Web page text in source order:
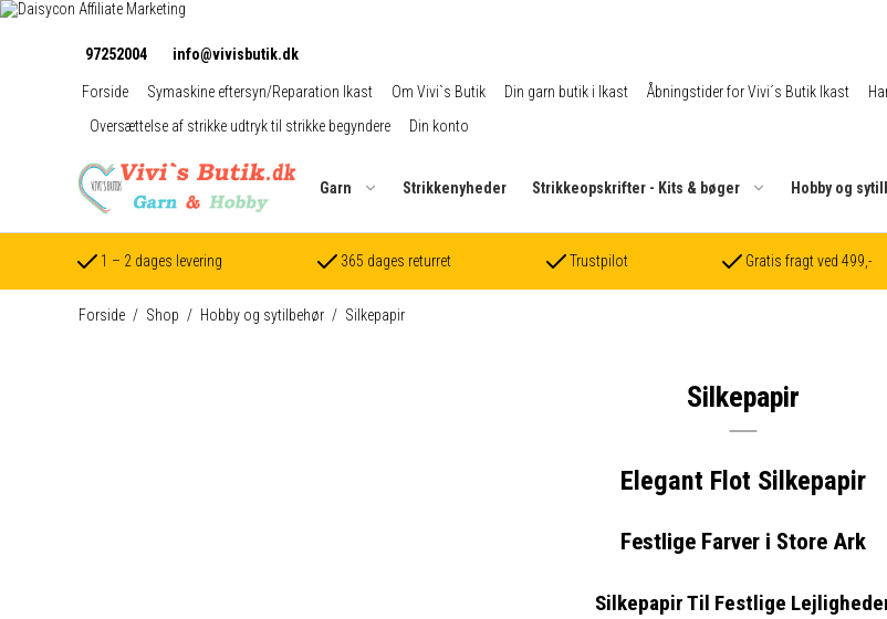
97252004 info@vivisbutik.dk
Forside Symaskine eftersyn/Reparation Ikast Om Vivi`s Butik Din garn butik i Ikast Åbningstider for Vivi´s Butik Ikast
Oversættelse af strikke udtryk til strikke begyndere
Din konto
Garn Strikkenyheder Strikkeopskrifter - Kits & bøger Hobby og
1 – 2 dages levering 365 dages returret Trustpilot Gratis fragt ved 499,-
Forside / Shop / Hobby og sytilbehør / Silkepapir
Silkepapir
Elegant Flot Silkepapir
Festlige Farver i Store Ark
Silkepapir Til Festlige